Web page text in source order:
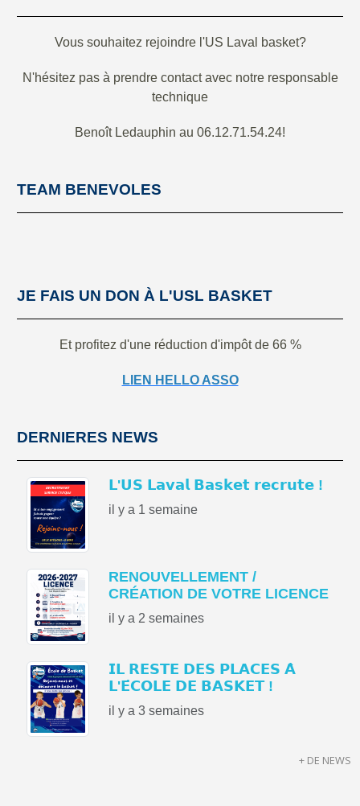
Vous souhaitez rejoindre l'US Laval basket?
N'hésitez pas à prendre contact avec notre responsable
technique
Benoît Ledauphin au 06.12.71.54.24!
TEAM BENEVOLES
JE FAIS UN DON À L'USL BASKET
Et profitez d'une réduction d'impôt de 66 %
LIEN HELLO ASSO
DERNIERES NEWS
𝗟'𝗨𝗦 𝗟𝗮𝘃𝗮𝗹 𝗕𝗮𝘀𝗸𝗲𝘁 𝗿𝗲𝗰𝗿𝘂𝘁𝗲 !
il y a 1 semaine
RENOUVELLEMENT /
CRÉATION DE VOTRE LICENCE
il y a 2 semaines
𝗜𝗟 𝗥𝗘𝗦𝗧𝗘 𝗗𝗘𝗦 𝗣𝗟𝗔𝗖𝗘𝗦 𝗔̀
𝗟'𝗘́𝗖𝗢𝗟𝗘 𝗗𝗘 𝗕𝗔𝗦𝗞𝗘𝗧 !
il y a 3 semaines
+ DE NEWS